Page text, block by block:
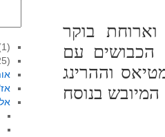
בוקר
הכבושים עם
של וודקה (41 ₪). המטיאס וההרינג
בנוסח